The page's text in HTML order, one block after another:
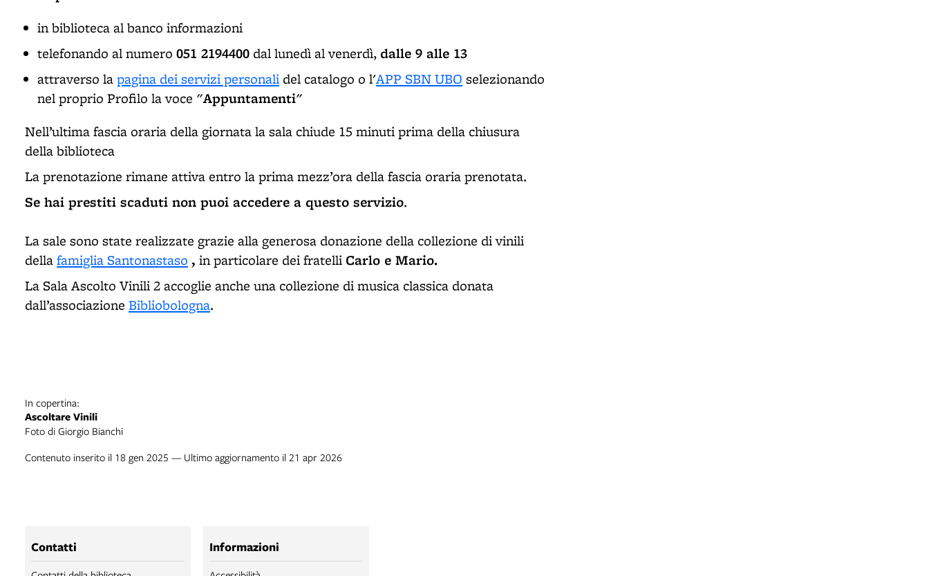
in biblioteca al banco informazioni
telefonando al numero 051 2194400 dal lunedì al venerdì, dalle 9 alle 13
attraverso lapagina dei servizi personali del catalogo o l'APP SBN UBO selezionando
nel proprio Profilo la voce "Appuntamenti"
Nell’ultima fascia oraria della giornata la sala chiude 15 minuti prima della chiusura
della biblioteca
La prenotazione rimane attiva entro la prima mezz’ora della fascia oraria prenotata.
Se hai prestiti scaduti non puoi accedere a questo servizio.
La sale sono state realizzate grazie alla generosa donazione della collezione di vinili
dellafamiglia Santonastaso , in particolare dei fratelli Carlo e Mario.
La Sala Ascolto Vinili 2 accoglie anche una collezione di musica classica donata
dall’associazione Bibliobologna.
In copertina:
Ascoltare Vinili
Foto di Giorgio Bianchi
Contenuto inserito il 18 gen 2025 — Ultimo aggiornamento il 21 apr 2026
Contatti Informazioni